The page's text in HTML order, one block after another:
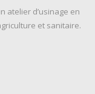
atelier d’usinage en
et sanitaire.